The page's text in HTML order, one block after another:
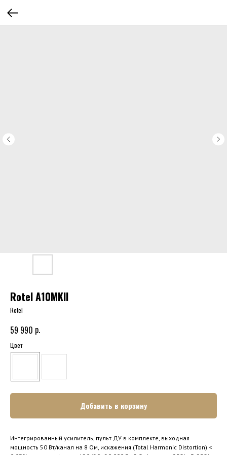
Rotel A10MKII
Rotel
59 990 р.
Цвет
Добавить в корзину
Интегрированный усилитель, пульт ДУ в комплекте, выходная
мощность 50 Вт/канал на 8 Ом, искажения (Total Harmonic Distortion) <